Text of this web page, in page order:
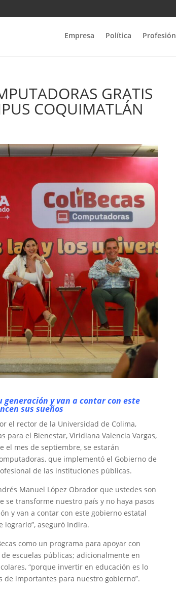
Empresa Política Profesión
GRATIS
COQUIMATLÁN
y van a contar con este
sus sueños
el rector de la Universidad de Colima,
para el Bienestar, Viridiana Valencia Vargas,
el mes de septiembre, se estarán
que implementó el Gobierno de
de las instituciones públicas.
Manuel López Obrador que ustedes son
transforme nuestro país y no haya pasos
y van a contar con este gobierno estatal
lograrlo”, aseguró Indira.
como un programa para apoyar con
escuelas públicas; adicionalmente en
“porque invertir en educación es lo
de importantes para nuestro gobierno”.